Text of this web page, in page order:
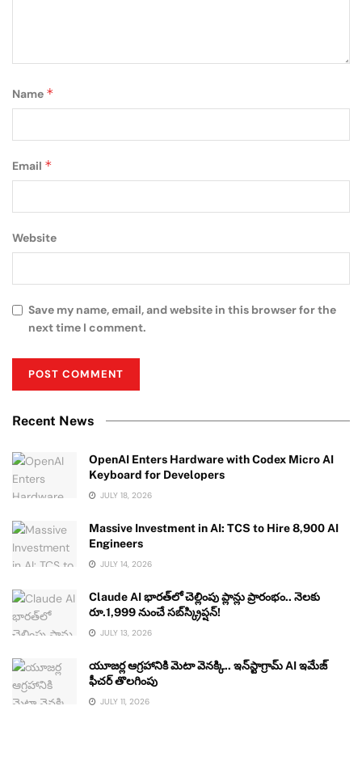
Name *
Email *
Website
Save my name, email, and website in this browser for the
next time I comment.
Recent News
OpenAI Enters Hardware with Codex Micro AI
Keyboard for Developers
JULY 18, 2026
Massive Investment in AI: TCS to Hire 8,900 AI
Engineers
JULY 14, 2026
Claude AI భారత్‌లో చెల్లింపు ప్లాన్లు ప్రారంభం.. నెలకు
రూ.1,999 నుంచే సబ్‌స్క్రిప్షన్!
JULY 13, 2026
యూజర్ల ఆగ్రహానికి మెటా వెనక్కి.. ఇన్‌స్టాగ్రామ్ AI ఇమేజ్
ఫీచర్ తొలగింపు
JULY 11, 2026